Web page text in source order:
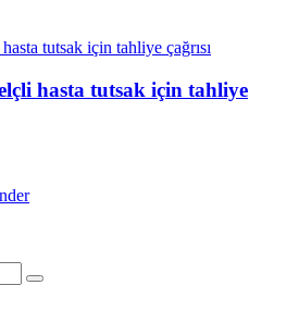
hasta tutsak için tahliye